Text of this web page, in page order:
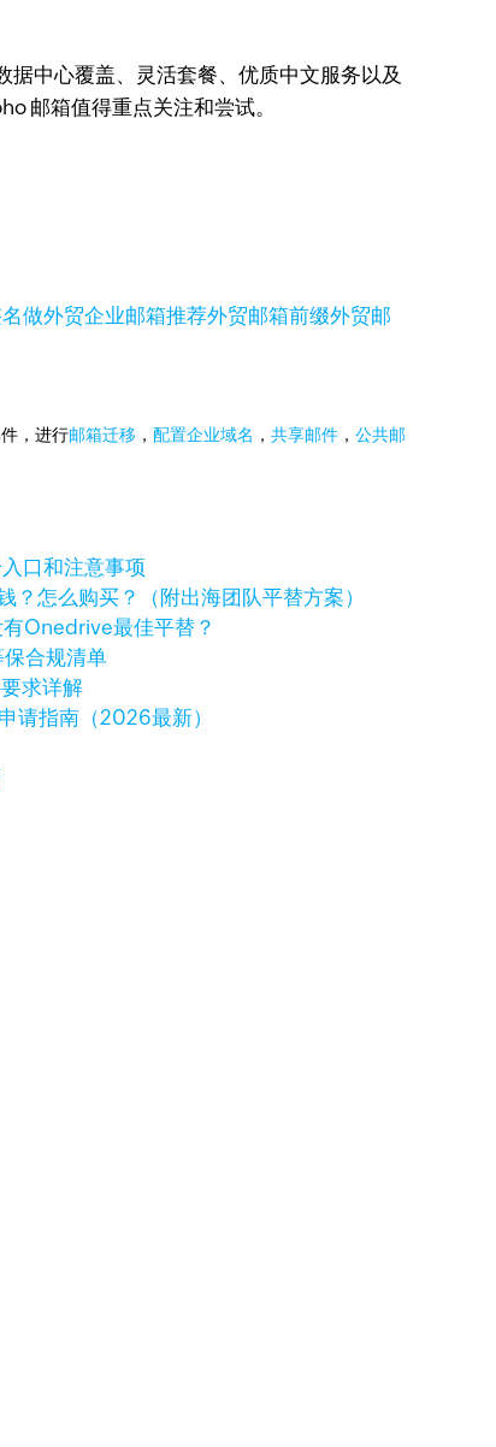
中心覆盖、灵活套餐、优质中文服务以及
邮箱值得重点关注和尝试。
做外贸企业邮箱推荐外贸邮箱前缀外贸邮
，进行邮箱迁移 ，配置企业域名 ，共享邮件 ，公共邮
口和注意事项
怎么购买？（附出海团队平替方案）
Onedrive最佳平替？
合规清单
求详解
请指南（2026最新）